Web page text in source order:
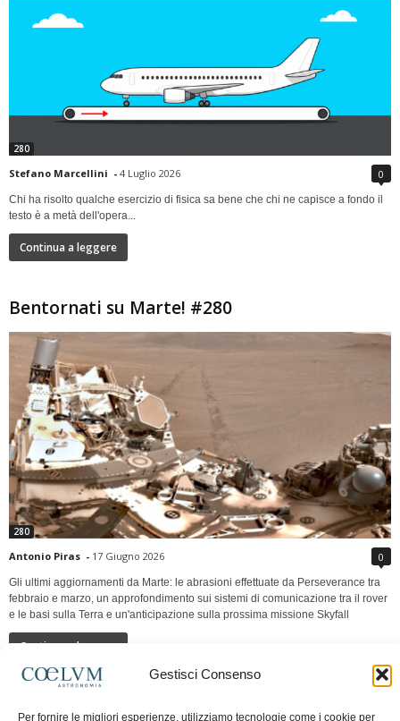
Gestisci Consenso
Per fornire le migliori esperienze, utilizziamo tecnologie come i cookie per
280
Stefano Marcellini - 4 Luglio 2026 0
Chi ha risolto qualche esercizio di fisica sa bene che chi ne capisce a fondo il
testo è a metà dell'opera...
Continua a leggere
Bentornati su Marte! #280
280
Antonio Piras - 17 Giugno 2026 0
Gli ultimi aggiornamenti da Marte: le abrasioni effettuate da Perseverance tra
febbraio e marzo, un approfondimento sui sistemi di comunicazione tra il rover
e le basi sulla Terra e un'anticipazione sulla prossima missione Skyfall
Continua a leggere